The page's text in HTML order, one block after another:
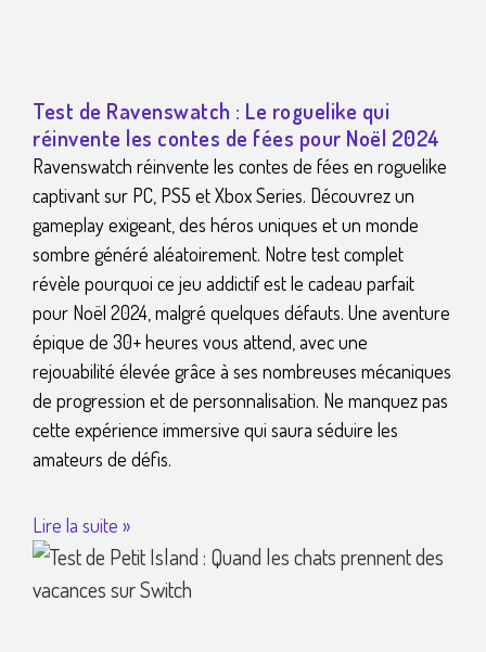
Test de Ravenswatch : Le roguelike qui
réinvente les contes de fées pour Noël 2024
Ravenswatch réinvente les contes de fées en roguelike
captivant sur PC, PS5 et Xbox Series. Découvrez un
gameplay exigeant, des héros uniques et un monde
sombre généré aléatoirement. Notre test complet
révèle pourquoi ce jeu addictif est le cadeau parfait
pour Noël 2024, malgré quelques défauts. Une aventure
épique de 30+ heures vous attend, avec une
rejouabilité élevée grâce à ses nombreuses mécaniques
de progression et de personnalisation. Ne manquez pas
cette expérience immersive qui saura séduire les
amateurs de défis.
Lire la suite »